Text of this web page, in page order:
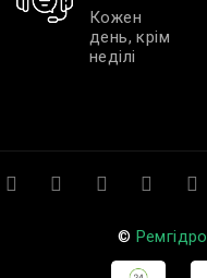
Кожен
день, крім
неділі
© Ремгідро